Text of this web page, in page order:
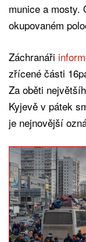
munice a mosty.
okupovaném
Záchranáři
zřícené části
Za oběti
Kyjevě v pátek
je nejnovější